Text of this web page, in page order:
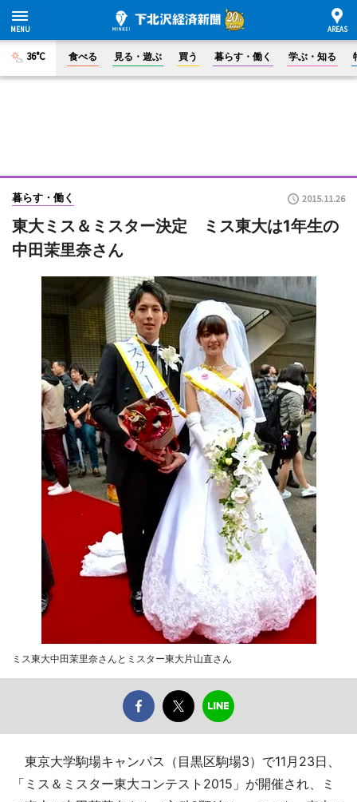
36°C 食べる 見る・遊ぶ 買う 暮らす・働く 学ぶ・知る
暮らす・働く 2015.11.26
東大ミス＆ミスター決定 ミス東大は1年生の
中田茉里奈さん
ミス東大中田茉里奈さんとミスター東大片山直さん
東京大学駒場キャンパス（目黒区駒場3）で11月23日、
「ミス＆ミスター東大コンテスト2015」が開催され、ミ